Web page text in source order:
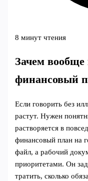
8 минут чтения
Зачем
финансовый
Если говорить без
растут. Нужен
растворяется в
финансовый план на
файл, а рабочий
приоритетами. Он
тратить, сколько